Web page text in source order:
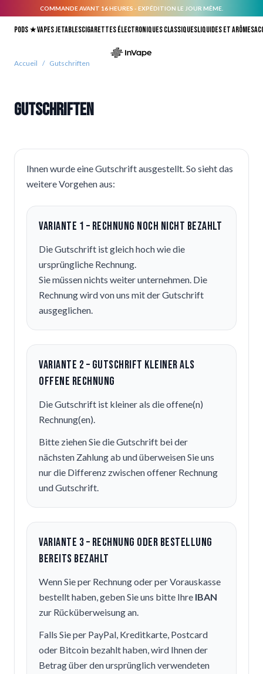
COMMANDE AVANT 16 HEURES - EXPÉDITION LE JOUR MÊME.
Pods ★Vapes jetablesCigarettes électroniques classiquesLiquides et arômes
Accueil / Gutschriften
Gutschriften
Ihnen wurde eine Gutschrift ausgestellt. So sieht das
weitere Vorgehen aus:
Variante 1 – Rechnung noch nicht bezahlt
Die Gutschrift ist gleich hoch wie die
ursprüngliche Rechnung.
Sie müssen nichts weiter unternehmen. Die
Rechnung wird von uns mit der Gutschrift
ausgeglichen.
Variante 2 – Gutschrift kleiner als
offene Rechnung
Die Gutschrift ist kleiner als die offene(n)
Rechnung(en).
Bitte ziehen Sie die Gutschrift bei der
nächsten Zahlung ab und überweisen Sie uns
nur die Differenz zwischen offener Rechnung
und Gutschrift.
Variante 3 – Rechnung oder Bestellung
bereits bezahlt
Wenn Sie per Rechnung oder per Vorauskasse
bestellt haben, geben Sie uns bitte Ihre IBAN
zur Rücküberweisung an.
Falls Sie per PayPal, Kreditkarte, Postcard
oder Bitcoin bezahlt haben, wird Ihnen der
Betrag über den ursprünglich verwendeten